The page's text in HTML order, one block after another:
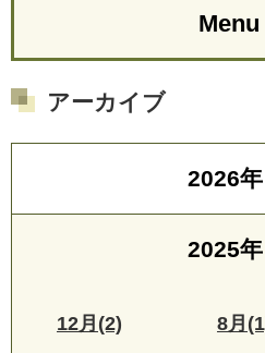
Menu
アーカイブ
2026年
2025年
12月(2) 8月